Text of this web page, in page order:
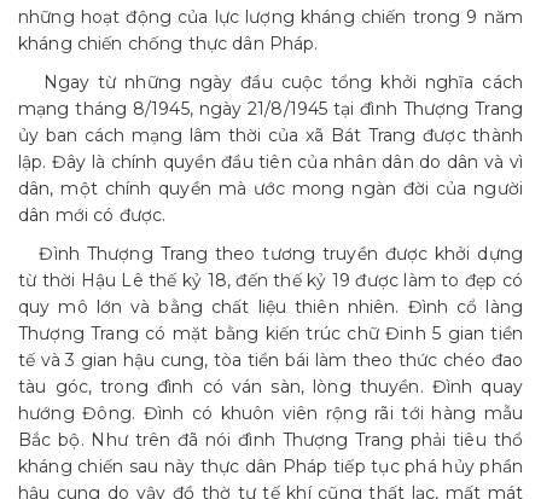
những hoạt động của lực lượng kháng chiến trong 9 năm
kháng chiến chống thực dân Pháp.
Ngay từ những ngày đầu cuộc tổng khởi nghĩa cách
mạng tháng 8/1945, ngày 21/8/1945 tại đình Thượng Trang
ủy ban cách mạng lâm thời của xã Bát Trang được thành
lập. Đây là chính quyền đầu tiên của nhân dân do dân và vì
dân, một chính quyền mà ước mong ngàn đời của người
dân mới có được.
Đình Thượng Trang theo tương truyền được khởi dựng
từ thời Hậu Lê thế kỷ 18, đến thế kỷ 19 được làm to đẹp có
quy mô lớn và bằng chất liệu thiên nhiên. Đình cổ làng
Thượng Trang có mặt bằng kiến trúc chữ Đinh 5 gian tiền
tế và 3 gian hậu cung, tòa tiền bái làm theo thức chéo đao
tàu góc, trong đình có ván sàn, lòng thuyền. Đình quay
hướng Đông. Đình có khuôn viên rộng rãi tới hàng mẫu
Bắc bộ. Như trên đã nói đình Thượng Trang phải tiêu thổ
kháng chiến sau này thực dân Pháp tiếp tục phá hủy phần
hậu cung do vậy đồ thờ tự tế khí cũng thất lạc, mất mát